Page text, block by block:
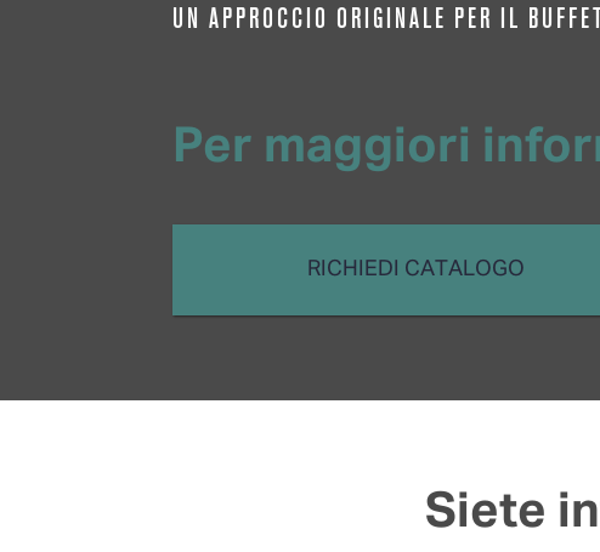
UN APPROCCIO ORIGINALE PER IL
Per maggiori
RICHIEDI CATALOGO
Siete